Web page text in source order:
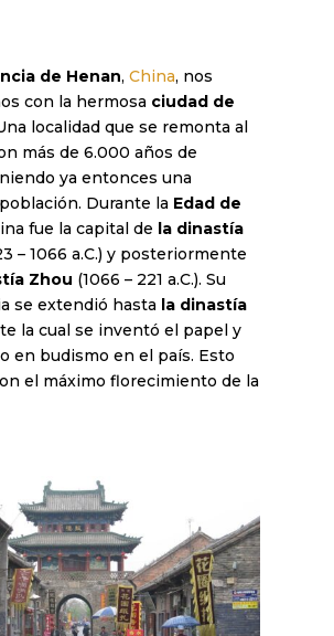
de Henan,China, nos
con la hermosa ciudad de
localidad que se remonta al
más de 6.000 años de
ya entonces una
Durante la Edad de
fue la capital de la dinastía
– 1066 a.C.) y posteriormente
Zhou (1066 – 221 a.C.). Su
se extendió hasta la dinastía
la cual se inventó el papel y
en budismo en el país. Esto
el máximo florecimiento de la